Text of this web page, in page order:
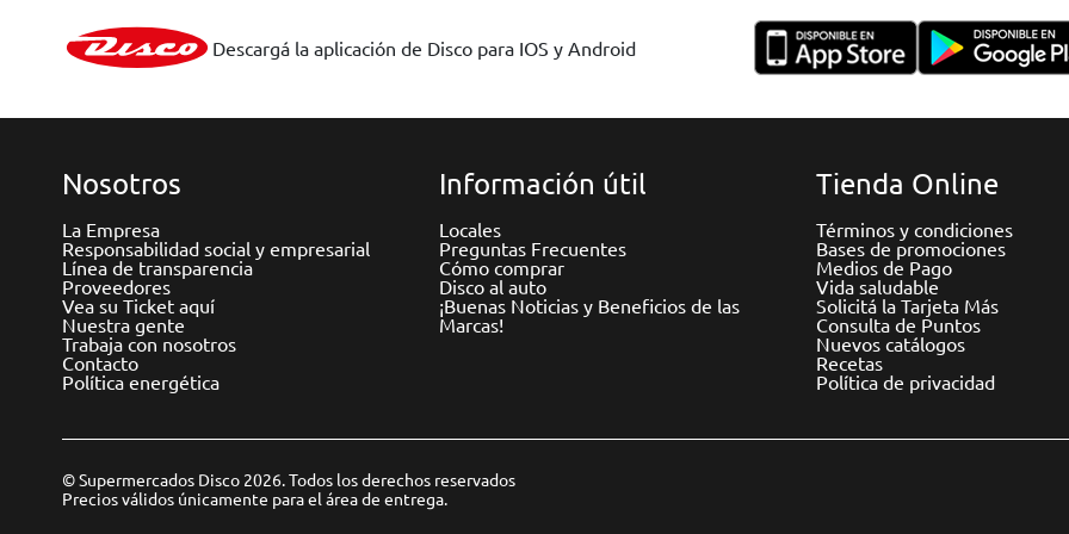
Descargá la aplicación de Disco para IOS y Android
Nosotros
La Empresa
Responsabilidad social y empresarial
Línea de transparencia
Proveedores
Vea su Ticket aquí
Nuestra gente
Trabaja con nosotros
Contacto
Política energética
Información útil
Locales
Preguntas Frecuentes
Cómo comprar
Disco al auto
¡Buenas Noticias y Beneficios de las
Marcas!
Tienda Online
Términos y condiciones
Bases de promociones
Medios de Pago
Vida saludable
Solicitá la Tarjeta Más
Consulta de Puntos
Nuevos catálogos
Recetas
Política de privacidad
© Supermercados Disco 2026. Todos los derechos reservados
Precios válidos únicamente para el área de entrega.